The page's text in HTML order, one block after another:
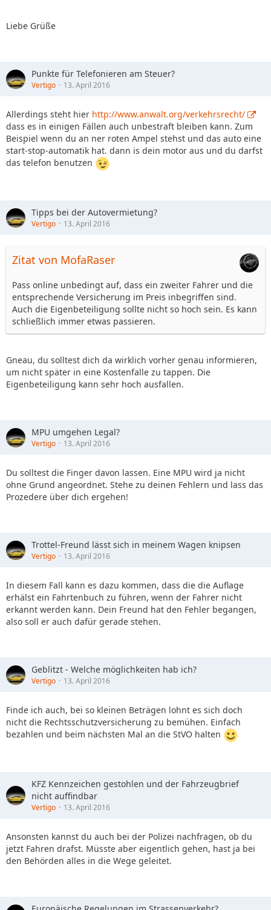
Liebe Grüße
Punkte für Telefonieren am Steuer?
Vertigo 13. April 2016
Allerdings steht hier http://www.anwalt.org/verkehrsrecht/
dass es in einigen Fällen auch unbestraft bleiben kann. Zum
Beispiel wenn du an ner roten Ampel stehst und das auto eine
start-stop-automatik hat. dann is dein motor aus und du darfst
das telefon benutzen
Tipps bei der Autovermietung?
Vertigo 13. April 2016
Zitat von MofaRaser
Pass online unbedingt auf, dass ein zweiter Fahrer und die
entsprechende Versicherung im Preis inbegriffen sind.
Auch die Eigenbeteiligung sollte nicht so hoch sein. Es kann
schließlich immer etwas passieren.
Gneau, du solltest dich da wirklich vorher genau informieren,
um nicht später in eine Kostenfalle zu tappen. Die
Eigenbeteiligung kann sehr hoch ausfallen.
MPU umgehen Legal?
Vertigo 13. April 2016
Du solltest die Finger davon lassen. Eine MPU wird ja nicht
ohne Grund angeordnet. Stehe zu deinen Fehlern und lass das
Prozedere über dich ergehen!
Trottel-Freund lässt sich in meinem Wagen knipsen
Vertigo 13. April 2016
In diesem Fall kann es dazu kommen, dass die die Auflage
erhälst ein Fahrtenbuch zu führen, wenn der Fahrer nicht
erkannt werden kann. Dein Freund hat den Fehler begangen,
also soll er auch dafür gerade stehen.
Geblitzt - Welche möglichkeiten hab ich?
Vertigo 13. April 2016
Finde ich auch, bei so kleinen Beträgen lohnt es sich doch
nicht die Rechtsschutzversicherung zu bemühen. Einfach
bezahlen und beim nächsten Mal an die StVO halten
KFZ Kennzeichen gestohlen und der Fahrzeugbrief
nicht auffindbar
Vertigo 13. April 2016
Ansonsten kannst du auch bei der Polizei nachfragen, ob du
jetzt Fahren drafst. Müsste aber eigentlich gehen, hast ja bei
den Behörden alles in die Wege geleitet.